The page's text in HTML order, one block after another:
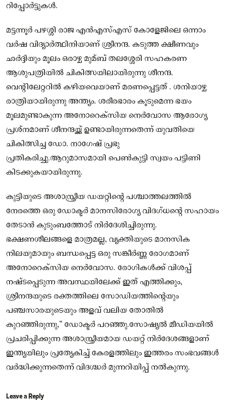
റിപ്പോര്‍ട്ടുകള്‍.
മട്ടന്നൂര്‍ പഴശ്ശി രാജ എന്‍എസ്‌എസ് കോളേജിലെ ഒന്നാം
വര്‍ഷ വിദ്യാര്‍ത്ഥിനിയാണ് ശ്രീനന്ദ. കടുത്ത ക്ഷീണവും
ഛര്‍ദ്ദിയും മൂലം ഒരാഴ്ച മുമ്ബ് തലശ്ശേരി സഹകരണ
ആശുപത്രിയില്‍ ചികിത്സയിലായിരുന്നു ശീനന്ദ.
വെന്റിലേറ്ററില്‍ കഴിയവെയാണ് മരണപ്പെട്ടത് . ശനിയാഴ്ച
രാത്രിയായിരുന്നു അന്ത്യം. ശരീരഭാരം കൂടുമെന്ന ഭയം
മൂലമുണ്ടാകുന്ന അനോറെക്‌സിയ നെര്‍വോസ ആരോഗ്യ
പ്രശ്‌നമാണ് ശീനന്ദയ്ക്ക് ഉണ്ടായിരുന്നതെന്ന് യുവതിയെ
ചികിത്സിച്ച ഡോ. നാഗേഷ് പ്രഭു
പ്രതികരിച്ചു.ആറുമാസമായി പെണ്‍കുട്ടി സ്വയം പട്ടിണി
കിടക്കുകയായിരുന്നു.
കുട്ടിയുടെ അശാസ്ത്രീയ ഡയറ്റിന്റെ പശ്ചാത്തലത്തില്‍
നേരത്തെ ഒരു ഡോക്ടര്‍ മാനസിരോഗ്യ വിദഗ്ധന്റെ സഹായം
തേടാന്‍ കുടുംബത്തോട് നിര്‍ദേശിച്ചിരുന്നു.
ഭക്ഷണശീലങ്ങളെ മാത്രമല്ല, വ്യക്തിയുടെ മാനസിക
നിലയുമായും ബന്ധപ്പെട്ട ഒരു സങ്കീര്‍ണ്ണ രോഗമാണ്
അനോറെക്‌സിയ നെര്‍വോസ. രോഗികള്‍ക്ക് വിശപ്പ്
നഷ്ടപ്പെടുന്ന അവസ്ഥയിലേക്ക് ഇത് എത്തിക്കും,
ശ്രീനന്ദയുടെ രക്തത്തിലെ സോഡിയത്തിന്റെയും
പഞ്ചസാരയുടെയും അളവ് വലിയ തോതില്‍
കുറഞ്ഞിരുന്നു,” ഡോക്ടര്‍ പറഞ്ഞു.സോഷ്യല്‍ മീഡിയയില്‍
പ്രചരിപ്പിക്കുന്ന അശാസ്ത്രീയമായ ഡയറ്റ് നിര്‍ദേശങ്ങളാണ്
ഇന്ത്യയിലും പ്രത്യേകിച്ച്‌ കേരളത്തിലും ഇത്തരം സംഭവങ്ങള്‍
വര്‍ദ്ധിക്കുന്നതെന്ന് വിദഗ്ദ്ധര്‍ മുന്നറിയിപ്പ് നല്‍കുന്നു.
Leave a Reply